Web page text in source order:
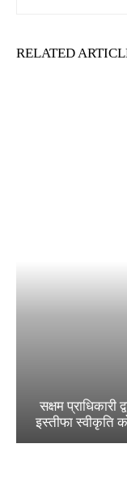
RELATED
सक्षम प्राधिकारी
इस्तीफा स्वीकृति